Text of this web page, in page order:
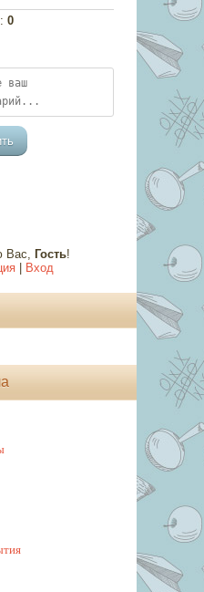
: 0
Вас, Гость!
| Вход